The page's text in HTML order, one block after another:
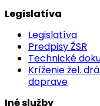
Legislatíva
Legislatíva
Predpisy ŽSR
Technické
Kríženie žel.
doprave
Iné služby